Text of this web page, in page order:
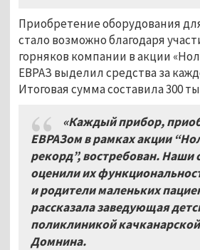
Приобретение оборудования
стало возможно благодаря
горняков компании в акции
ЕВРАЗ выделил средства за
Итоговая сумма составила 300
«Каждый прибор,
ЕВРАЗом в рамках акции
рекорд”, востребован. Наши
оценили их
и родители маленьких
рассказала заведующая
поликлиникой
Домнина.